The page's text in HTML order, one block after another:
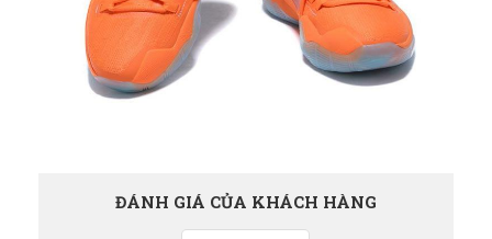
ĐÁNH GIÁ CỦA KHÁCH HÀNG